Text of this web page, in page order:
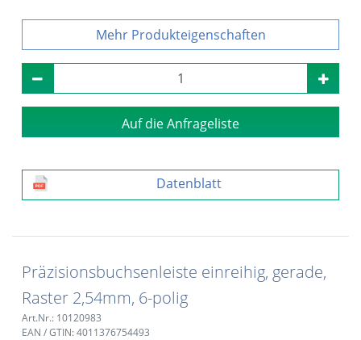
Produkteigenschaften
Auf die Anfrageliste
Datenblatt
Präzisionsbuchsenleiste einreihig, gerade,
Raster 2,54mm, 6-polig
Art.Nr.: 10120983
EAN / GTIN: 4011376754493